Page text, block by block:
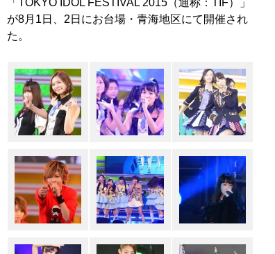
「TOKYO IDOL FESTIVAL 2015（通称：TIF）」
が8月1日、2日にお台場・青海地区にて開催され
た。